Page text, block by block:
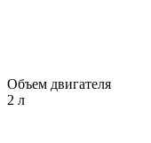
Объем двигателя
2 л